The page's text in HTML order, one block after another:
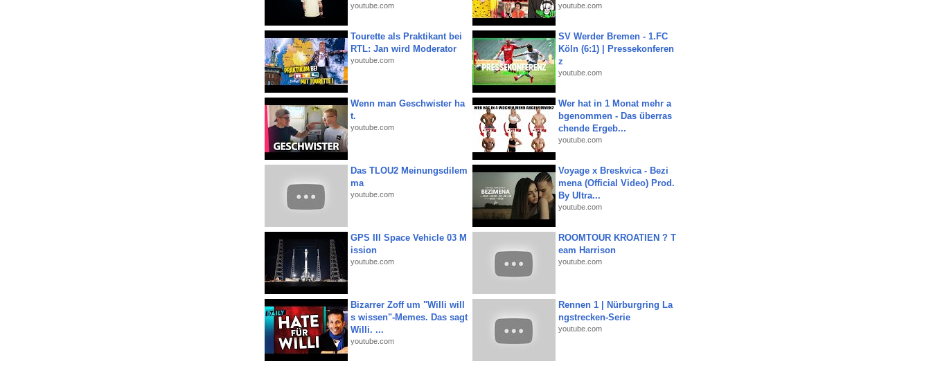
youtube.com youtube.com
Tourette als Praktikant bei
RTL: Jan wird Moderator
youtube.com
SV Werder Bremen - 1.FC
Köln (6:1) | Pressekonferen
z
youtube.com
Wenn man Geschwister ha
t.
youtube.com
Wer hat in 1 Monat mehr a
bgenommen - Das überras
chende Ergeb...
youtube.com
Das TLOU2 Meinungsdilem
ma
youtube.com
Voyage x Breskvica - Bezi
mena (Official Video) Prod.
By Ultra...
youtube.com
GPS III Space Vehicle 03 M
ission
youtube.com
ROOMTOUR KROATIEN ? T
eam Harrison
youtube.com
Bizarrer Zoff um "Willi will
s wissen"-Memes. Das sagt
Willi. ...
youtube.com
Rennen 1 | Nürburgring La
ngstrecken-Serie
youtube.com